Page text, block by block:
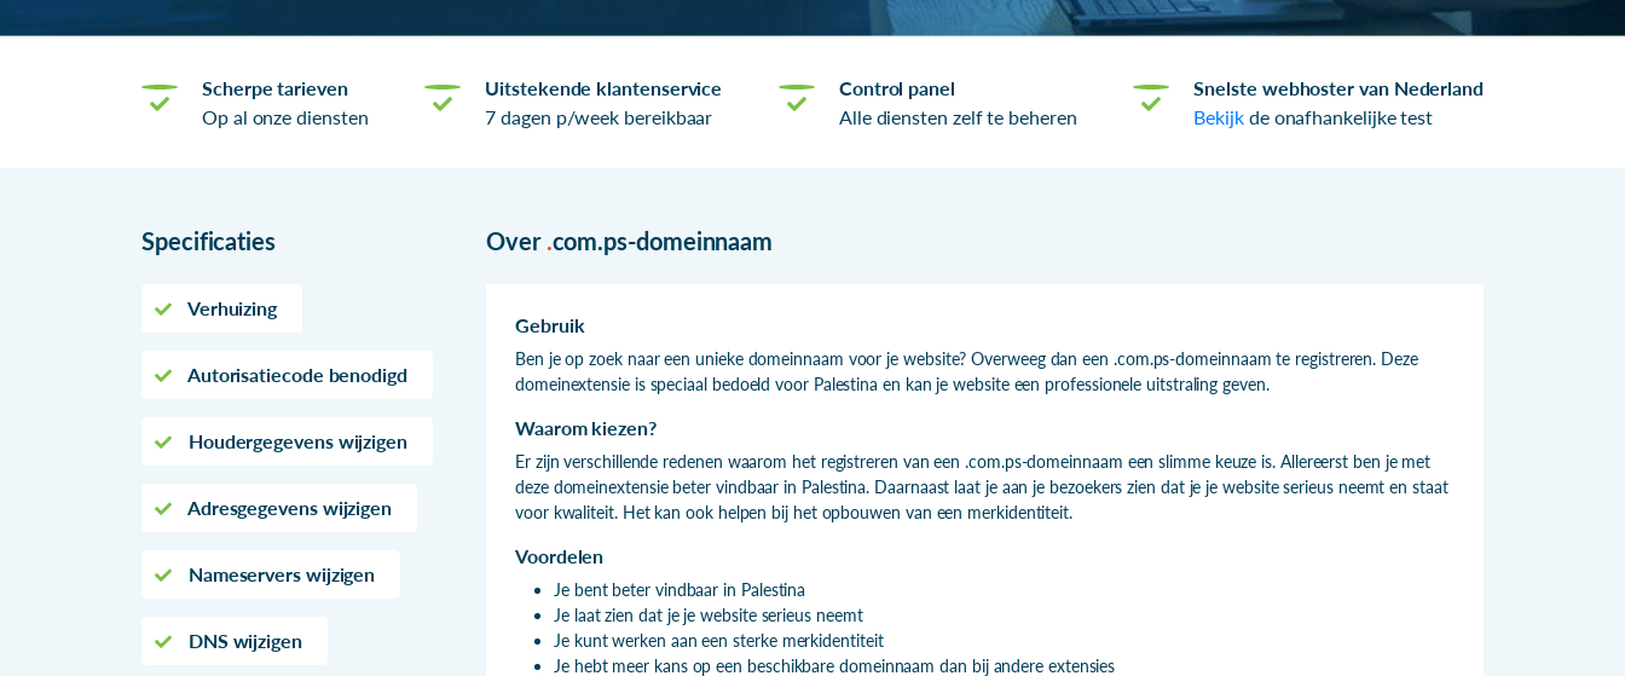
Scherpe tarieven
Op al onze diensten
Uitstekende klantenservice
7 dagen p/week bereikbaar
Control panel
Alle diensten zelf te beheren
Snelste webhoster van Nederland
Bekijkde onafhankelijke test
Specificaties
Verhuizing
Autorisatiecode benodigd
Houdergegevens wijzigen
Adresgegevens wijzigen
Nameservers wijzigen
DNS wijzigen
Over .com.ps-domeinnaam
Gebruik
Ben je op zoek naar een unieke domeinnaam voor je website? Overweeg dan een .com.ps-domeinnaam te registreren. Deze
domeinextensie is speciaal bedoeld voor Palestina en kan je website een professionele uitstraling geven.
Waarom kiezen?
Er zijn verschillende redenen waarom het registreren van een .com.ps-domeinnaam een slimme keuze is. Allereerst ben je met
deze domeinextensie beter vindbaar in Palestina. Daarnaast laat je aan je bezoekers zien dat je je website serieus neemt en staat
voor kwaliteit. Het kan ook helpen bij het opbouwen van een merkidentiteit.
Voordelen
Je bent beter vindbaar in Palestina
Je laat zien dat je je website serieus neemt
Je kunt werken aan een sterke merkidentiteit
Je hebt meer kans op een beschikbare domeinnaam dan bij andere extensies